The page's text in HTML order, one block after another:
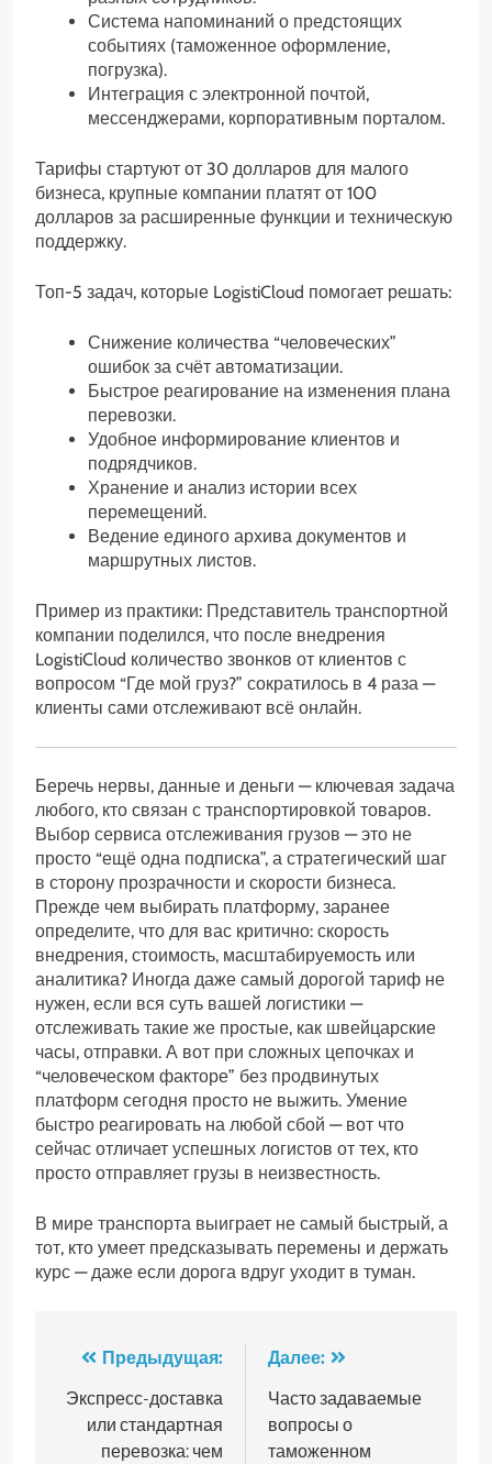
Система напоминаний о предстоящих
событиях (таможенное оформление,
погрузка).
Интеграция с электронной почтой,
мессенджерами, корпоративным порталом.
Тарифы стартуют от 30 долларов для малого
бизнеса, крупные компании платят от 100
долларов за расширенные функции и техническую
поддержку.
Топ-5 задач, которые LogistiCloud помогает решать:
Снижение количества “человеческих”
ошибок за счёт автоматизации.
Быстрое реагирование на изменения плана
перевозки.
Удобное информирование клиентов и
подрядчиков.
Хранение и анализ истории всех
перемещений.
Ведение единого архива документов и
маршрутных листов.
Пример из практики: Представитель транспортной
компании поделился, что после внедрения
LogistiCloud количество звонков от клиентов с
вопросом “Где мой груз?” сократилось в 4 раза —
клиенты сами отслеживают всё онлайн.
Беречь нервы, данные и деньги — ключевая задача
любого, кто связан с транспортировкой товаров.
Выбор сервиса отслеживания грузов — это не
просто “ещё одна подписка”, а стратегический шаг
в сторону прозрачности и скорости бизнеса.
Прежде чем выбирать платформу, заранее
определите, что для вас критично: скорость
внедрения, стоимость, масштабируемость или
аналитика? Иногда даже самый дорогой тариф не
нужен, если вся суть вашей логистики —
отслеживать такие же простые, как швейцарские
часы, отправки. А вот при сложных цепочках и
“человеческом факторе” без продвинутых
платформ сегодня просто не выжить. Умение
быстро реагировать на любой сбой — вот что
сейчас отличает успешных логистов от тех, кто
просто отправляет грузы в неизвестность.
В мире транспорта выиграет не самый быстрый, а
тот, кто умеет предсказывать перемены и держать
курс — даже если дорога вдруг уходит в туман.
Навигация
по
записям
Предыдущая:
Экспресс-доставка
или стандартная
перевозка: чем
Далее:
Часто задаваемые
вопросы о
таможенном